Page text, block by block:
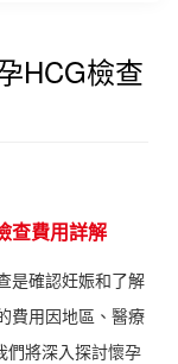
HCG檢查
查費用詳解
是確認妊娠和了解
費用因地區、醫療
們將深入探討懷孕